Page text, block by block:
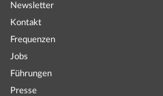
Newsletter
Kontakt
Frequenzen
Jobs
Führungen
Presse